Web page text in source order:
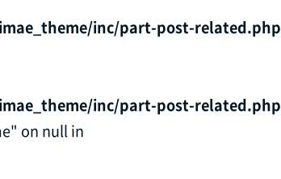
inc/part-post-related.php
inc/part-post-related.php
on null in